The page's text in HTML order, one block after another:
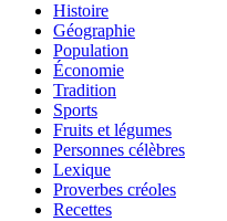
Histoire
Géographie
Population
Économie
Tradition
Sports
Fruits et légumes
Personnes célèbres
Lexique
Proverbes créoles
Recettes